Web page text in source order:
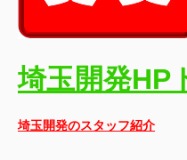
埼玉開発HP
埼玉開発のスタッフ紹介